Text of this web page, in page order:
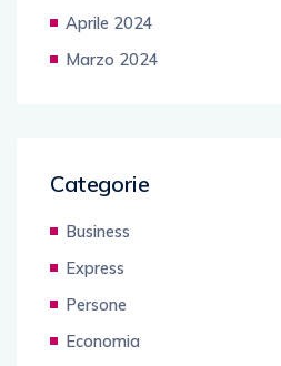
Aprile 2024
Marzo 2024
Categorie
Business
Express
Persone
Economia